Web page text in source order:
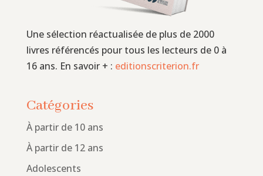
Une sélection réactualisée de plus de 2000
livres référencés pour tous les lecteurs de 0 à
16 ans. En savoir + : editionscriterion.fr
Catégories
À partir de 10 ans
À partir de 12 ans
Adolescents